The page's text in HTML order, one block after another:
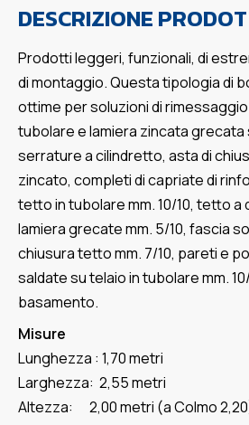
DESCRIZIONE
Prodotti leggeri, funzionali, di
di montaggio. Questa tipologia di
ottime per soluzioni di
tubolare e lamiera zincata
serrature a cilindretto, asta di
zincato, completi di capriate di
tetto in tubolare mm. 10/10, tetto a
lamiera grecate mm. 5/10, fascia
chiusura tetto mm. 7/10, pareti e
saldate su telaio in tubolare mm.
basamento.
Misure
Lunghezza : 1,70 metri
Larghezza: 2,55 metri
Altezza: 2,00 metri (a Colmo